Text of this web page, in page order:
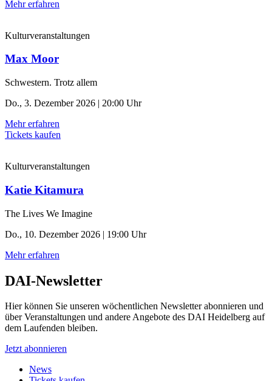
Mehr erfahren
Kulturveranstaltungen
Max Moor
Schwestern. Trotz allem
Do., 3. Dezember 2026 | 20:00 Uhr
Mehr erfahren
Tickets kaufen
Kulturveranstaltungen
Katie Kitamura
The Lives We Imagine
Do., 10. Dezember 2026 | 19:00 Uhr
Mehr erfahren
DAI-Newsletter
Hier können Sie unseren wöchentlichen Newsletter abonnieren und
über Veranstaltungen und andere Angebote des DAI Heidelberg auf
dem Laufenden bleiben.
Jetzt abonnieren
News